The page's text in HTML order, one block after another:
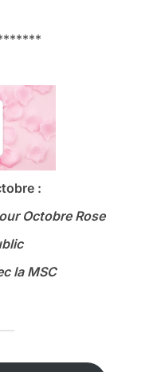
:
Octobre Rose
la MSC